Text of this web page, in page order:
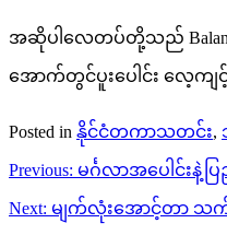
အဆိုပါလေတပ်တို့သည်
အောက်တွင်ပူးပေါင်း လေ့က
Posted in နိုင်ငံတကာသတင်း,
Post
navigation
Previous: မင်္ဂလာအပေါင်းနဲ့ပ
Next: မျက်လုံးအောင့်တာ သ